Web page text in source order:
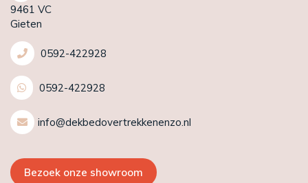
9461 VC
Gieten
0592-422928
0592-422928
info@dekbedovertrekkenenzo.nl
Bezoek onze showroom